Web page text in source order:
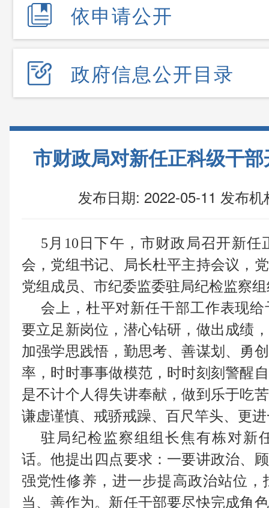
依申请公开
政府信息公开目录
市财政局对新任正科级干
发布日期: 2022-05-11 发布机
5月10日下午，市财政局召开新
会，党组书记、局长杜平主持会议，
党组成员、市纪委监委驻局纪检监察
会上，杜平对新任干部工作表现
要立足新岗位，潜心钻研，做出成绩
加强学思践悟，勤思考、善谋划、勇
率，时时事事做模范，时时刻刻警醒
是不计个人得失讲奉献，做到乐于吃
谦虚谨慎、戒骄戒躁、百尺竿头、更
驻局纪检监察组组长焦有栋对新
话。他提出四点要求：一要讲政治、
强党性修养，进一步提高政治站位
当、善作为。新任干部要尽快完成角